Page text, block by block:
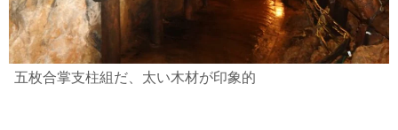
五枚合掌支柱組だ、太い木材が印象的